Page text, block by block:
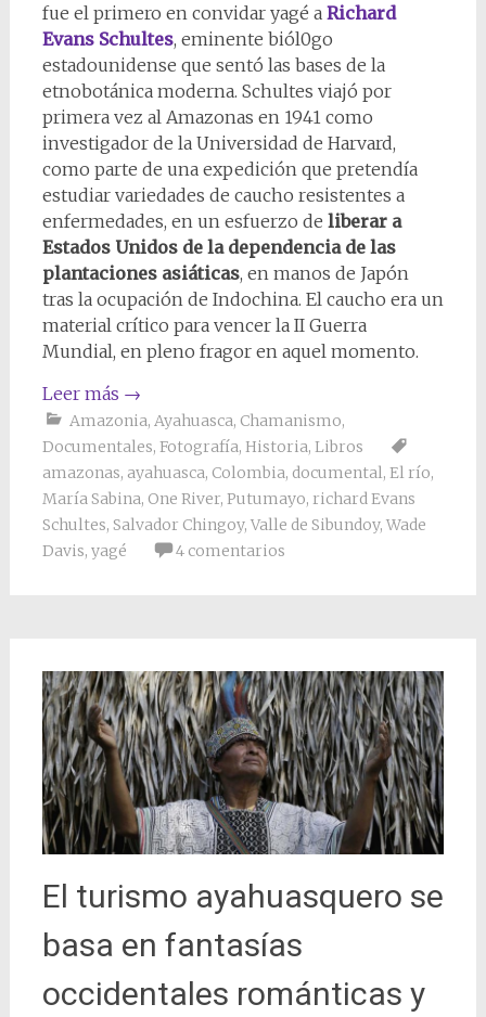
fue el primero en convidar yagé a Richard
Evans Schultes, eminente biól0go
estadounidense que sentó las bases de la
etnobotánica moderna. Schultes viajó por
primera vez al Amazonas en 1941 como
investigador de la Universidad de Harvard,
como parte de una expedición que pretendía
estudiar variedades de caucho resistentes a
enfermedades, en un esfuerzo de liberar a
Estados Unidos de la dependencia de las
plantaciones asiáticas, en manos de Japón
tras la ocupación de Indochina. El caucho era un
material crítico para vencer la II Guerra
Mundial, en pleno fragor en aquel momento.
Leer más →
Amazonia, Ayahuasca, Chamanismo,
Documentales, Fotografía, Historia, Libros
amazonas, ayahuasca, Colombia, documental, El río,
María Sabina, One River, Putumayo, richard Evans
Schultes, Salvador Chingoy, Valle de Sibundoy, Wade
Davis, yagé 4 comentarios
El turismo ayahuasquero se
basa en fantasías
occidentales románticas y